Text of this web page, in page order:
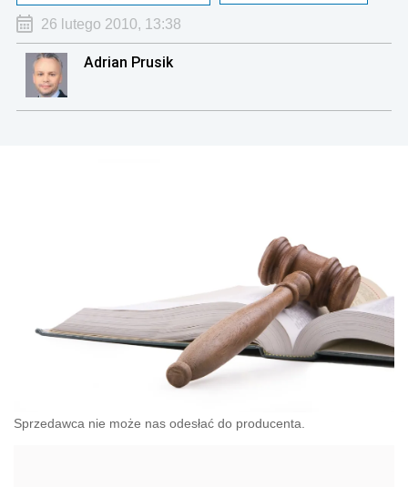
26 lutego 2010, 13:38
Adrian Prusik
Sprzedawca nie może nas odesłać do producenta.